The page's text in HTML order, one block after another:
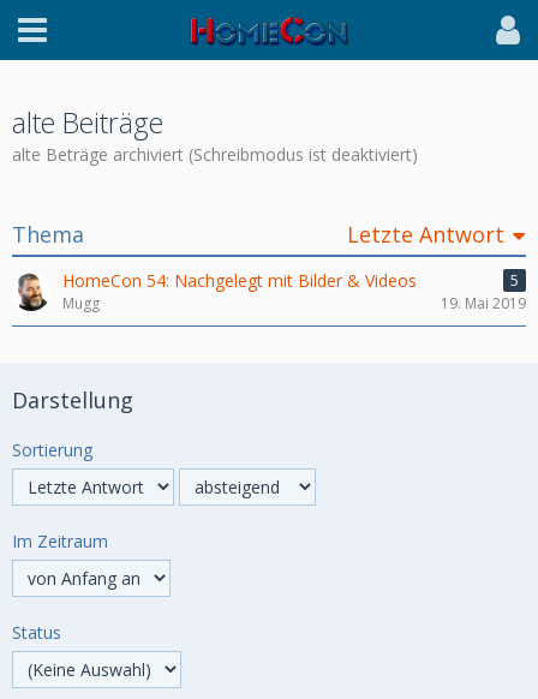
alte Beiträge
alte Beträge archiviert (Schreibmodus ist deaktiviert)
Thema Letzte Antwort
HomeCon 54: Nachgelegt mit Bilder & Videos
5
Mugg
19. Mai 2019
Darstellung
Sortierung
Im Zeitraum
Status